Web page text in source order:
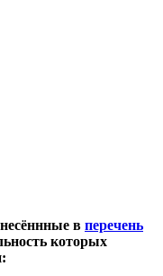
в перечень
которых